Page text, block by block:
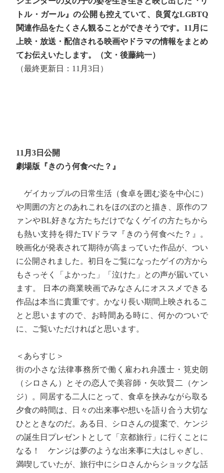
トル・ガール』の公開も控えていて、良質なLGBTQ
関連作品をたくさん観ることができそうです。11月に
上映・放送・配信される映画やドラマの情報をまとめ
てお伝えいたします。（文・後藤純一）
（最終更新日：11月3日）
11月3日公開
劇場版『きのう何食べた？』
ゲイカップルの日常生活（食卓を囲む姿を中心に）
や周囲の方とのあれこれをほのぼのと描き、原作のフ
ァンやBL好きな方たちだけでなくゲイの方たちから
も熱い支持を得たTVドラマ『きのう何食べた？』。
映画化が発表されて期待が高まっていた作品が、つい
に公開されました。初日をご覧になったゲイの方から
もさっそく「よかった」「泣けた」との声が届いてい
ます。 日本の商業映画でみなさんにオススメできる
作品は本当に貴重です。かなり長い期間上映されるこ
とと思いますので、お時間ある時に、何かのついで
に、ご覧いただければと思います。
＜あらすじ＞
街の小さな法律事務所で働く雇われ弁護士・筧史朗
（シロさん）とその恋人で美容師・矢吹賢二（ケン
ジ）。同居する二人にとって、食卓を挟みながら取る
夕食の時間は、日々の出来事や想いを語り合う大切な
ひとときなのだ。ある日、シロさんの提案で、ケンジ
の誕生日プレゼントとして「京都旅行」に行くことに
なる！ ケンジは夢のような出来事に大はしゃぎし、
満喫していたが、旅行中にシロさんからショックな話